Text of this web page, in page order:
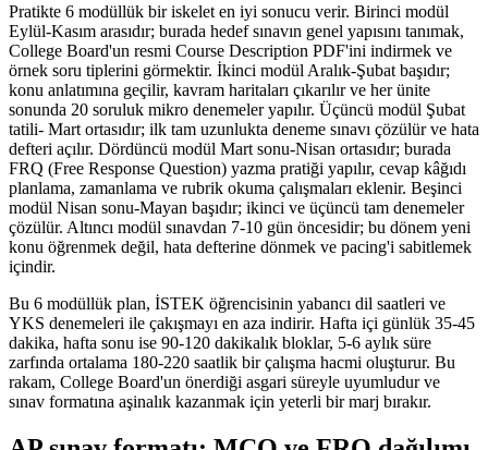
Pratikte 6 modüllük bir iskelet en iyi sonucu verir. Birinci modül
Eylül-Kasım arasıdır; burada hedef sınavın genel yapısını tanımak,
College Board'un resmi Course Description PDF'ini indirmek ve
örnek soru tiplerini görmektir. İkinci modül Aralık-Şubat başıdır;
konu anlatımına geçilir, kavram haritaları çıkarılır ve her ünite
sonunda 20 soruluk mikro denemeler yapılır. Üçüncü modül Şubat
tatili- Mart ortasıdır; ilk tam uzunlukta deneme sınavı çözülür ve hata
defteri açılır. Dördüncü modül Mart sonu-Nisan ortasıdır; burada
FRQ (Free Response Question) yazma pratiği yapılır, cevap kâğıdı
planlama, zamanlama ve rubrik okuma çalışmaları eklenir. Beşinci
modül Nisan sonu-Mayan başıdır; ikinci ve üçüncü tam denemeler
çözülür. Altıncı modül sınavdan 7-10 gün öncesidir; bu dönem yeni
konu öğrenmek değil, hata defterine dönmek ve pacing'i sabitlemek
içindir.
Bu 6 modüllük plan, İSTEK öğrencisinin yabancı dil saatleri ve
YKS denemeleri ile çakışmayı en aza indirir. Hafta içi günlük 35-45
dakika, hafta sonu ise 90-120 dakikalık bloklar, 5-6 aylık süre
zarfında ortalama 180-220 saatlik bir çalışma hacmi oluşturur. Bu
rakam, College Board'un önerdiği asgari süreyle uyumludur ve
sınav formatına aşinalık kazanmak için yeterli bir marj bırakır.